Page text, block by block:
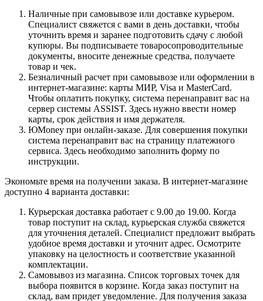
Наличные при самовывозе или доставке курьером.
Специалист свяжется с вами в день доставки, чтобы
уточнить время и заранее подготовить сдачу с любой
купюры. Вы подписываете товаросопроводительные
документы, вносите денежные средства, получаете
товар и чек.
Безналичный расчет при самовывозе или оформлении в
интернет-магазине: карты МИР, Visa и MasterCard.
Чтобы оплатить покупку, система перенаправит вас на
сервер системы ASSIST. Здесь нужно ввести номер
карты, срок действия и имя держателя.
ЮMoney при онлайн-заказе. Для совершения покупки
система перенаправит вас на страницу платежного
сервиса. Здесь необходимо заполнить форму по
инструкции.
Экономьте время на получении заказа. В интернет-магазине
доступно 4 варианта доставки:
Курьерская доставка работает с 9.00 до 19.00. Когда
товар поступит на склад, курьерская служба свяжется
для уточнения деталей. Специалист предложит выбрать
удобное время доставки и уточнит адрес. Осмотрите
упаковку на целостность и соответствие указанной
комплектации.
Самовывоз из магазина. Список торговых точек для
выбора появится в корзине. Когда заказ поступит на
склад, вам придет уведомление. Для получения заказа